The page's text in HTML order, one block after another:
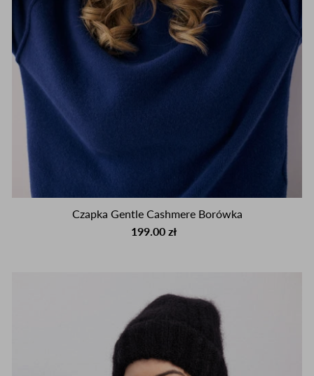
Czapka Gentle Cashmere Borówka
199.00 zł